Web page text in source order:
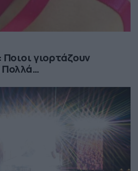
γιορτάζουν
Πολλά…